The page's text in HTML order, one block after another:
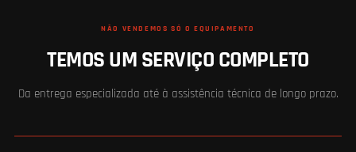
NÃO VENDEMOS SÓ O EQUIPAMENTO
TEMOS UM SERVIÇO COMPLETO
Da entrega especializada até à assistência técnica de longo prazo.